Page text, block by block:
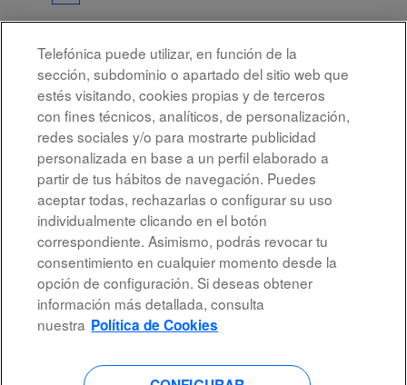
Seleccione la frecuencia (en días) para recibir una alerta:
Crear alerta
Aviso legal
Accesibilidad
Protección de datos
Telefónica puede utilizar, en función de la
sección, subdominio o apartado del sitio web que
estés visitando, cookies propias y de terceros
con fines técnicos, analíticos, de personalización,
redes sociales y/o para mostrarte publicidad
personalizada en base a un perfil elaborado a
partir de tus hábitos de navegación. Puedes
aceptar todas, rechazarlas o configurar su uso
individualmente clicando en el botón
correspondiente. Asimismo, podrás revocar tu
consentimiento en cualquier momento desde la
opción de configuración. Si deseas obtener
información más detallada, consulta
nuestra Política de Cookies